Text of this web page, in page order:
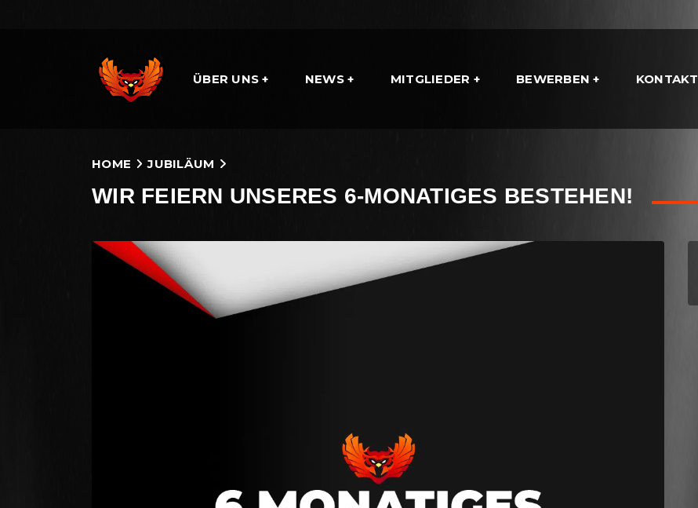
ÜBER UNS NEWS MITGLIEDER BEWERBEN KONTAKT
HOME JUBILÄUM
WIR FEIERN UNSERES 6-MONATIGES BESTEHEN!